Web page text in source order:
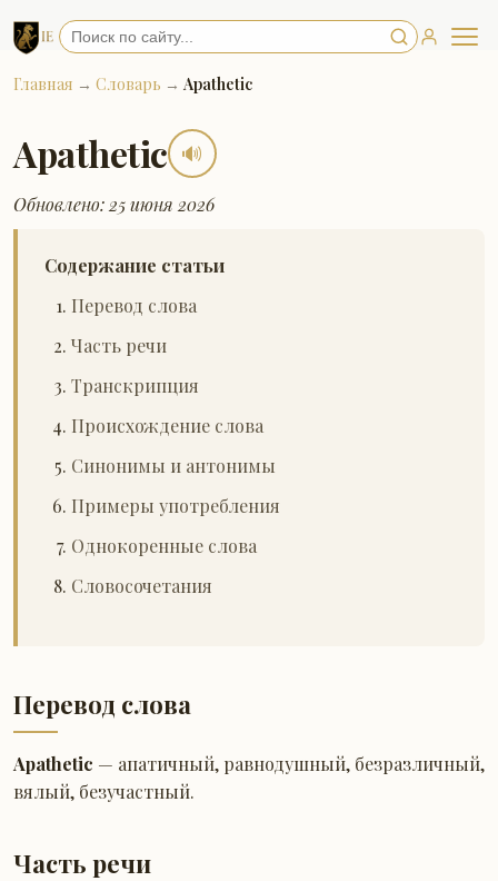
Главная → Словарь → Apathetic
Apathetic 🔊
Обновлено: 25 июня 2026
Содержание статьи
Перевод слова
Часть речи
Транскрипция
Происхождение слова
Синонимы и антонимы
Примеры употребления
Однокоренные слова
Словосочетания
Перевод слова
Apathetic — апатичный, равнодушный, безразличный,
вялый, безучастный.
Часть речи